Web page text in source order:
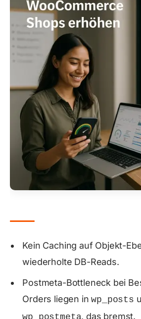
Kein Caching auf Objekt-
wiederholte DB-Reads.
Postmeta-Bottleneck bei
Orders liegen inwp_posts
, das bremst.